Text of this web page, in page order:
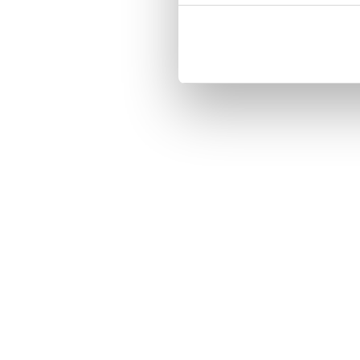
-Customized front and black
-Three handy card slots on the
-Pocket inside, which is ideal for